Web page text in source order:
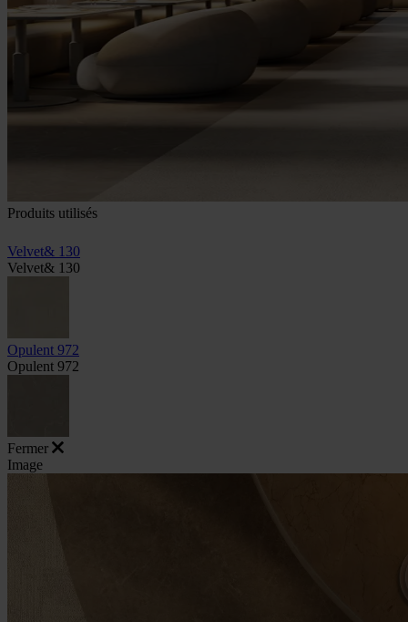
Produits utilisés
Velvet& 130
Velvet& 130
Opulent 972
Opulent 972
Fermer
Image